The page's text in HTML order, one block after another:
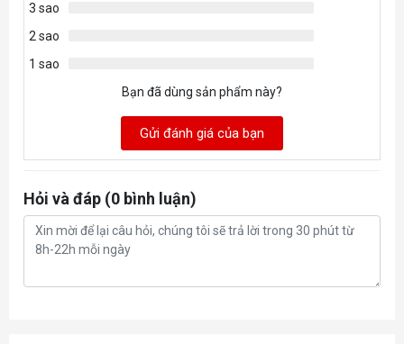
3 sao
2 sao
1 sao
Bạn đã dùng sản phẩm này?
Gửi đánh giá của bạn
Hỏi và đáp (0 bình luận)